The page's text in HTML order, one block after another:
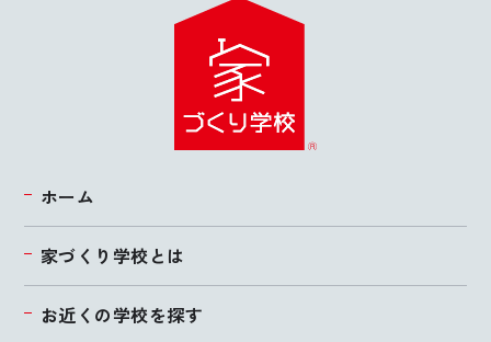
ホーム
家づくり学校とは
お近くの学校を探す